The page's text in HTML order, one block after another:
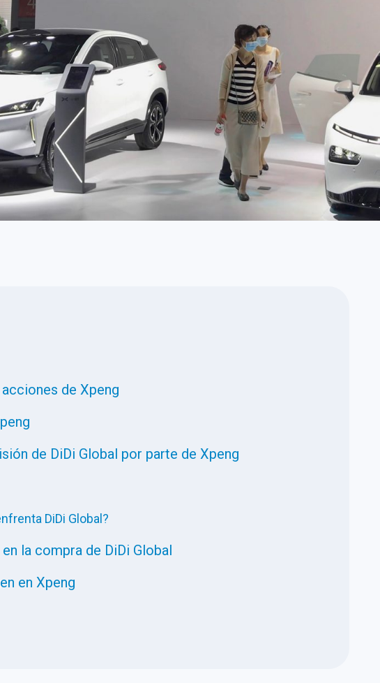
de Xpeng
de DiDi Global por parte de Xpeng
DiDi Global?
la compra de DiDi Global
en Xpeng